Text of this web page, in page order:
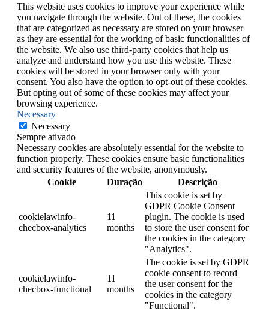
This website uses cookies to improve your experience while
you navigate through the website. Out of these, the cookies
that are categorized as necessary are stored on your browser
as they are essential for the working of basic functionalities of
the website. We also use third-party cookies that help us
analyze and understand how you use this website. These
cookies will be stored in your browser only with your
consent. You also have the option to opt-out of these cookies.
But opting out of some of these cookies may affect your
browsing experience.
Necessary
Necessary
Sempre ativado
Necessary cookies are absolutely essential for the website to
function properly. These cookies ensure basic functionalities
and security features of the website, anonymously.
Cookie
Duração Descrição
cookielawinfo-
checbox-analytics
11
months
This cookie is set by
GDPR Cookie Consent
plugin. The cookie is used
to store the user consent for
the cookies in the category
"Analytics".
cookielawinfo-
checbox-functional
11
months
The cookie is set by GDPR
cookie consent to record
the user consent for the
cookies in the category
"Functional".